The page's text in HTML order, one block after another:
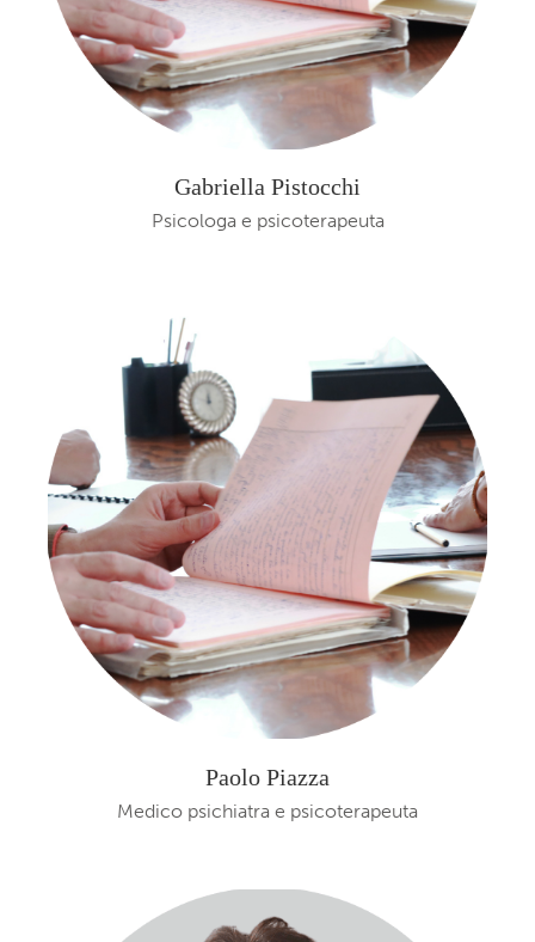
Gabriella Pistocchi
Psicologa e psicoterapeuta
Paolo Piazza
Medico psichiatra e psicoterapeuta